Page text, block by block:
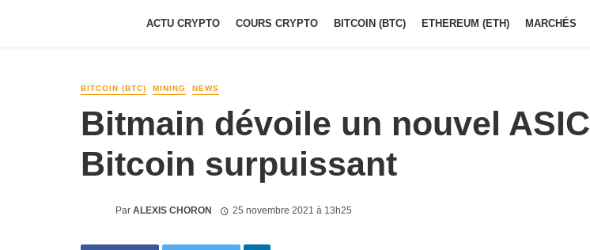
ACTU CRYPTO COURS CRYPTO BITCOIN (BTC) ETHEREUM (ETH) MARCHÉS
BITCOIN (BTC) MINING NEWS
Bitmain dévoile un nouvel ASIC
Bitcoin surpuissant
Par ALEXIS CHORON 25 novembre 2021 à 13h25